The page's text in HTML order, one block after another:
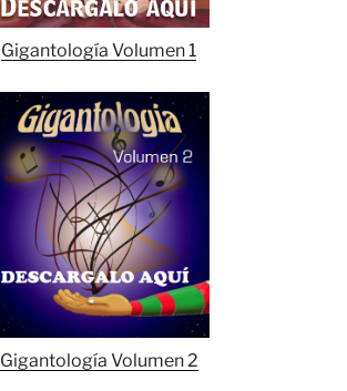
Gigantología Volumen 1
Gigantología Volumen 2